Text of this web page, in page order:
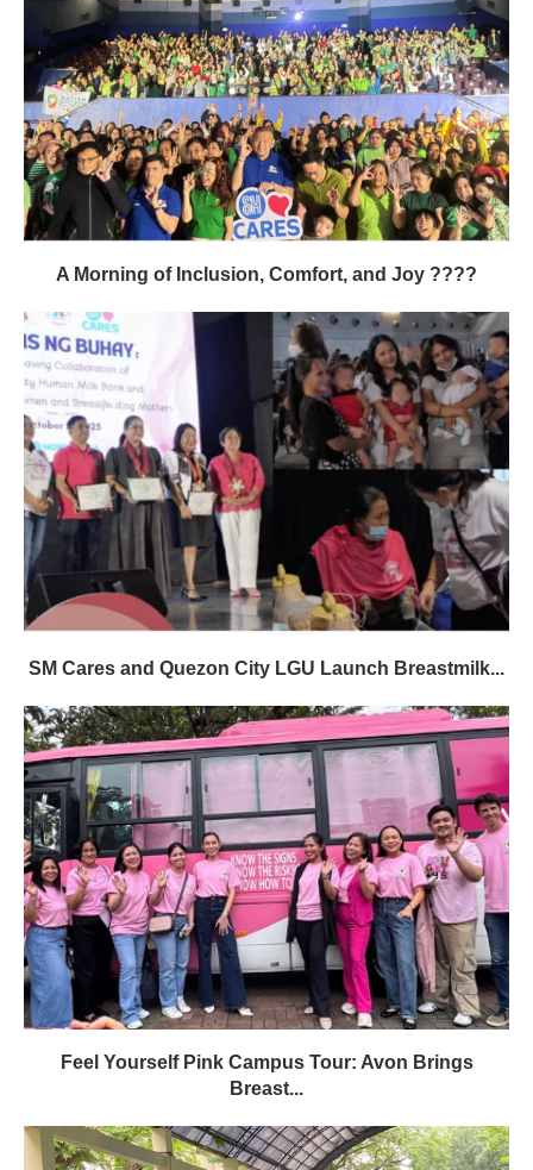
A Morning of Inclusion, Comfort, and Joy ????
SM Cares and Quezon City LGU Launch Breastmilk...
Feel Yourself Pink Campus Tour: Avon Brings
Breast...